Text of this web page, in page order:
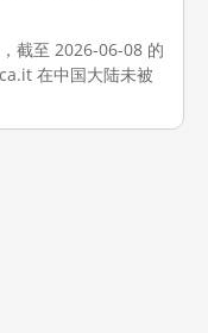
截至 2026-06-08 的
在中国大陆未被